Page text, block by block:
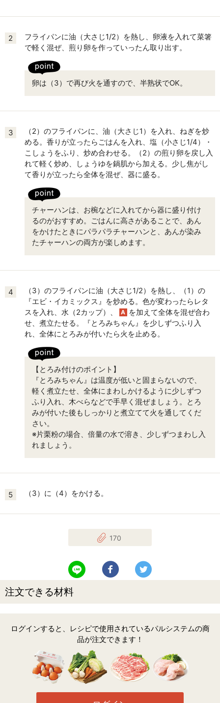
2
フライパンに油（大さじ1/2）を熱し、卵液を入れて菜箸
で軽く混ぜ、煎り卵を作っていったん取り出す。
卵は（3）で再び火を通すので、半熟状でOK。
3
（2）のフライパンに、油（大さじ1）を入れ、ねぎを炒
める。香りが立ったらごはんを入れ、塩（小さじ1/4）・
こしょうをふり、炒め合わせる。（2）の煎り卵を戻し入
れて軽く炒め、しょうゆを鍋肌から加える。少し焦がし
て香りが立ったら全体を混ぜ、器に盛る。
チャーハンは、お椀などに入れてから器に盛り付け
るのがおすすめ。ごはんに高さがあることで、あん
をかけたときにパラパラチャーハンと、あんが染み
たチャーハンの両方が楽しめます。
4
（3）のフライパンに油（大さじ1/2）を熱し、（1）の
『エビ・イカミックス』を炒める。色が変わったらレタ
スを入れ、水（2カップ）、
A を加えて全体を混ぜ合わ
せ、煮立たせる。『とろみちゃん』を少しずつふり入
れ、全体にとろみが付いたら火を止める。
【とろみ付けのポイント】
『とろみちゃん』は温度が低いと固まらないので、
軽く煮立たせ、全体にまわしかけるように少しずつ
ふり入れ、木べらなどで手早く混ぜましょう。とろ
みが付いた後もしっかりと煮立てて火を通してくだ
さい。
※片栗粉の場合、倍量の水で溶き、少しずつまわし入
れましょう。
5 （3）に（4）をかける。
170
LINEで送る Facebookでシェアする
注文できる材料
ログインすると、レシピで使用されているパルシステムの商
品が注文できます！